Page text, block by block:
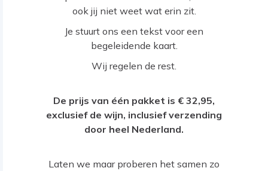
ook jij niet weet wat erin zit.
Je stuurt ons een tekst voor een
begeleidende kaart.
Wij regelen de rest.
De prijs van één pakket is € 32,95,
exclusief de wijn, inclusief verzending
door heel Nederland.
Laten we maar proberen het samen zo